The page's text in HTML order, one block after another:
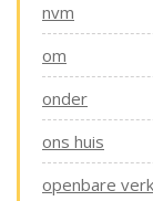
nvm
om
onder
ons huis
openbare